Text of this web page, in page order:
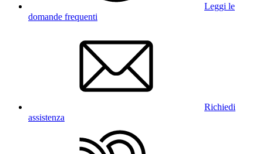
Leggi le
domande frequenti
Richiedi
assistenza